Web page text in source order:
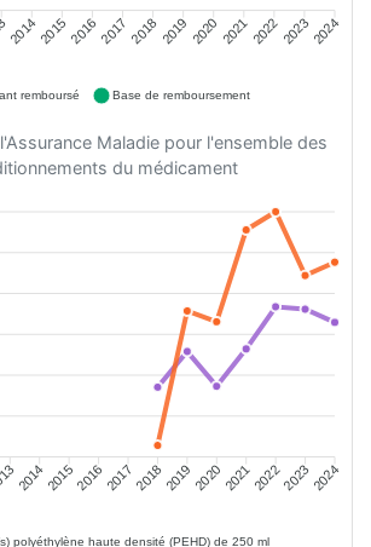
2014201520162017 2018 2019 2020 2021202220232024
remboursé Base de remboursement
Maladie pour l'ensemble des
du médicament
20142015201620172018201920202021202220232024
polyéthylène haute densité (PEHD) de 250 ml